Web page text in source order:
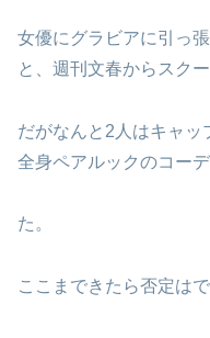
女優にグラビアに引っ
と、週刊文春からスク
だがなんと2人はキャ
全身ペアルックのコー
た。
ここまできたら否定は